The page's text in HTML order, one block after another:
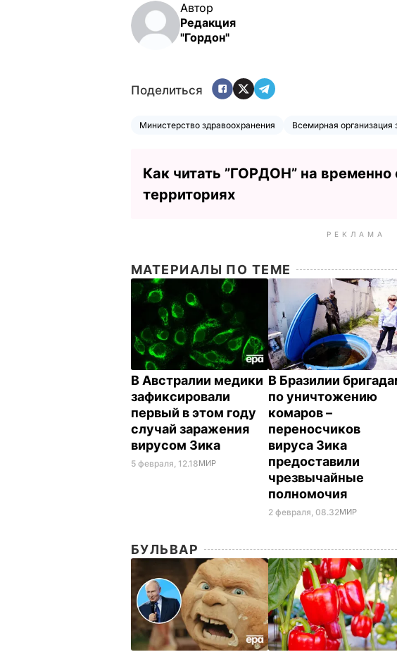
Автор
Редакция
"Гордон"
Поделиться
Министерство здравоохранения Всемирная организация
Как читать ”ГОРДОН” на
территориях
РЕКЛАМА
МАТЕРИАЛЫ ПО ТЕМЕ
В Австралии медики
зафиксировали
первый в этом году
случай заражения
вирусом Зика
5 февраля, 12.18МИР
В Бразилии
по уничтожению
комаров –
переносчиков
вируса Зика
предоставили
чрезвычайные
полномочия
2 февраля, 08.32МИР
БУЛЬВАР